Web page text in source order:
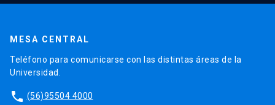
MESA CENTRAL
Teléfono para comunicarse con las distintas áreas de la
Universidad.
phone (56)95504 4000